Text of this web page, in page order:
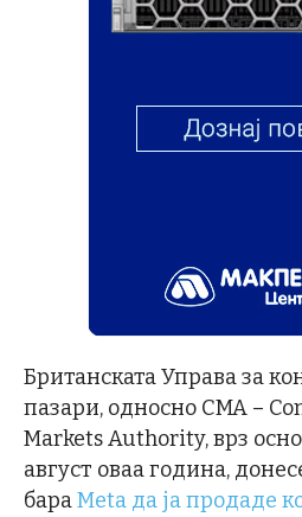
Британската Управа за
пазари, односно CMA –
Markets Authority, врз
август оваа година,
бараMeta да ја продаде